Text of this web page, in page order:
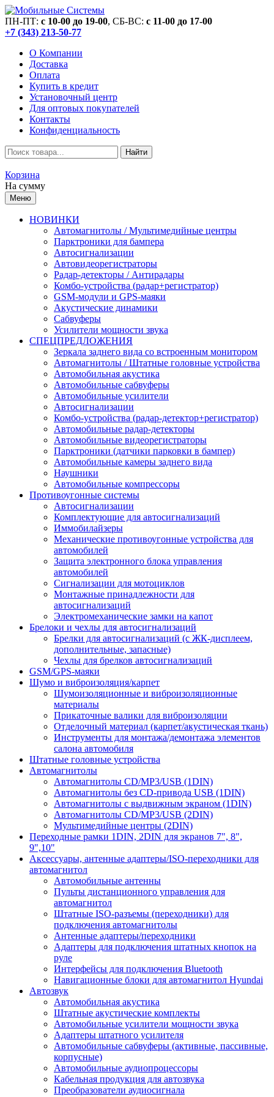
ПН-ПТ: c 10-00 до 19-00, СБ-ВС: c 11-00 до 17-00
+7 (343) 213-50-77
О Компании
Доставка
Оплата
Купить в кредит
Установочный центр
Для оптовых покупателей
Контакты
Конфиденциальность
Найти
Корзина
На сумму
Меню
НОВИНКИ
Автомагнитолы / Мультимедийные центры
Парктроники для бампера
Автосигнализации
Автовидеорегистраторы
Радар-детекторы / Антирадары
Комбо-устройства (радар+регистратор)
GSM-модули и GPS-маяки
Акустические динамики
Сабвуферы
Усилители мощности звука
СПЕЦПРЕДЛОЖЕНИЯ
Зеркала заднего вида со встроенным монитором
Автомагнитолы / Штатные головные устройства
Автомобильная акустика
Автомобильные сабвуферы
Автомобильные усилители
Автосигнализации
Комбо-устройства (радар-детектор+регистратор)
Автомобильные радар-детекторы
Автомобильные видеорегистраторы
Парктроники (датчики парковки в бампер)
Автомобильные камеры заднего вида
Наушники
Автомобильные компрессоры
Противоугонные системы
Автосигнализации
Комплектующие для автосигнализаций
Иммобилайзеры
Механические противоугонные устройства для
автомобилей
Защита электронного блока управления
автомобилей
Сигнализации для мотоциклов
Монтажные принадлежности для
автосигнализаций
Электромеханические замки на капот
Брелоки и чехлы для автосигнализаций
Брелки для автосигнализаций (с ЖК-дисплеем,
дополнительные, запасные)
Чехлы для брелков автосигнализаций
GSM/GPS-маяки
Шумо и виброизоляция/карпет
Шумоизоляционные и виброизоляционные
материалы
Прикаточные валики для виброизоляции
Отделочный материал (карпет/акустическая ткань)
Инструменты для монтажа/демонтажа элементов
салона автомобиля
Штатные головные устройства
Автомагнитолы
Автомагнитолы CD/MP3/USB (1DIN)
Автомагнитолы без CD-привода USB (1DIN)
Автомагнитолы с выдвижным экраном (1DIN)
Автомагнитолы CD/MP3/USB (2DIN)
Мультимедийные центры (2DIN)
Переходные рамки 1DIN, 2DIN для экранов 7", 8",
9",10"
Аксессуары, антенные адаптеры/ISO-переходники для
автомагнитол
Автомобильные антенны
Пульты дистанционного управления для
автомагнитол
Штатные ISO-разъемы (переходники) для
подключения автомагнитолы
Антенные адаптеры/переходники
Адаптеры для подключения штатных кнопок на
руле
Интерфейсы для подключения Bluetooth
Навигационные блоки для автомагнитол Hyundai
Автозвук
Автомобильная акустика
Штатные акустические комплекты
Автомобильные усилители мощности звука
Адаптеры штатного усилителя
Автомобильные сабвуферы (активные, пассивные,
корпусные)
Автомобильные аудиопроцессоры
Кабельная продукция для автозвука
Преобразователи аудиосигнала